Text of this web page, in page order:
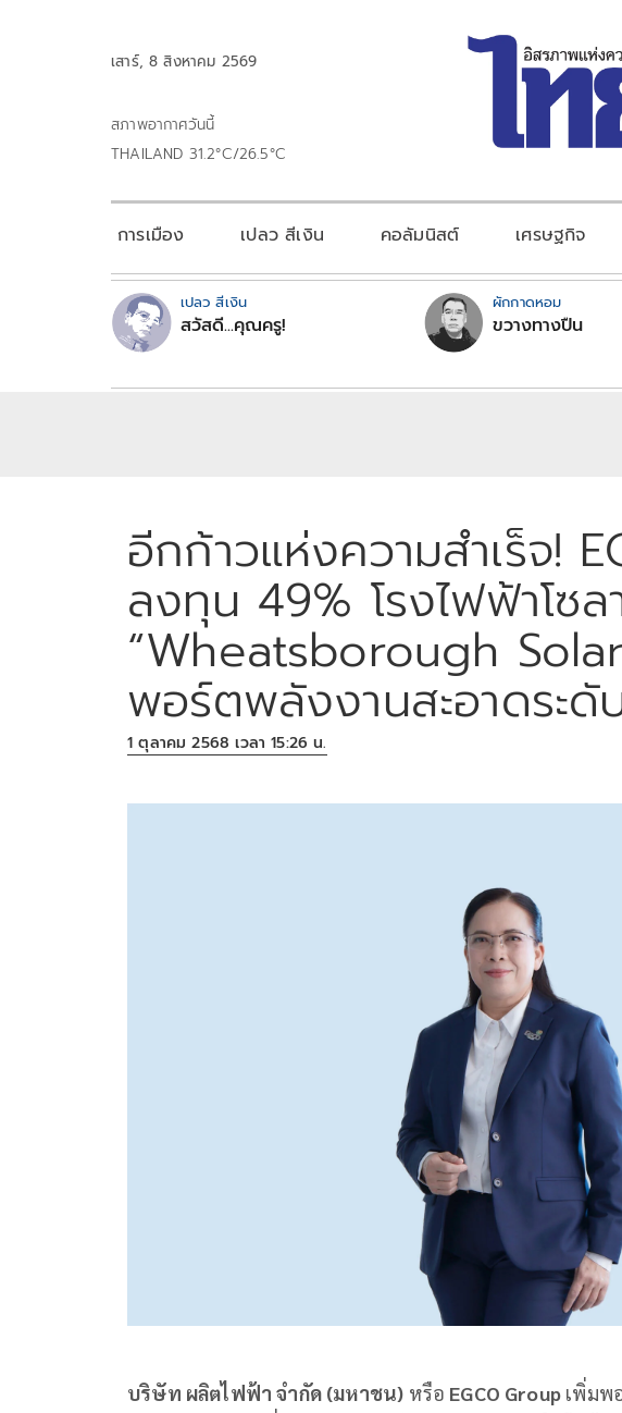
เสาร์, 8 สิงหาคม 2569
สภาพอากาศวันนี้
THAILAND 31.2°C/26.5°C
การเมือง เปลว สีเงิน คอลัมนิสต์ เศรษฐกิจ
เปลว สีเงิน
สวัสดี...คุณครู!
ผักกาดหอม
ขวางทางปืน
อีกก้าวแห่งความสำเร็จ!
ลงทุน 49% โรงไฟฟ้าโซล
“Wheatsborough
พอร์ตพลังงานสะอาดระดั
1 ตุลาคม 2568 เวลา 15:26 น.
บริษัท ผลิตไฟฟ้า จำกัด (มหาชน) หรือ EGCO Group เพิ่มพ